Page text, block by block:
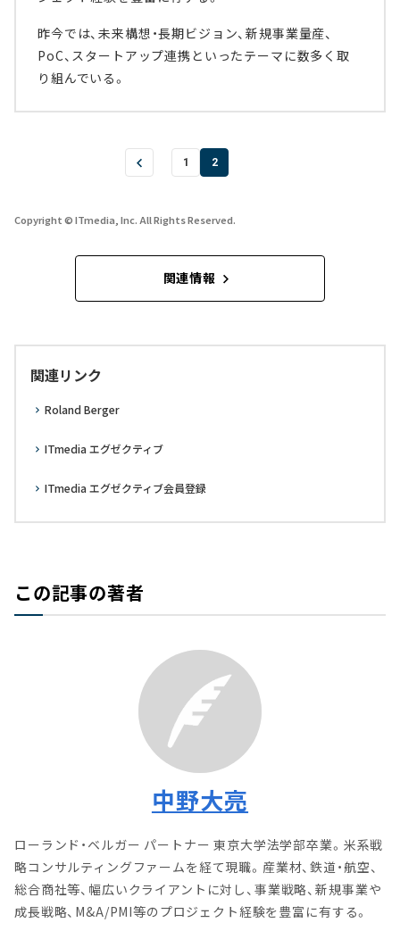
昨今では、未来構想・長期ビジョン、新規事業量産、
PoC、スタートアップ連携といったテーマに数多く取
り組んでいる。
1 2
Copyright © ITmedia, Inc. All Rights Reserved.
関連情報
関連リンク
Roland Berger
ITmedia エグゼクティブ
ITmedia エグゼクティブ会員登録
この記事の著者
中野大亮
ローランド・ベルガー パートナー 東京大学法学部卒業。米系戦
略コンサルティングファームを経て現職。産業材、鉄道・航空、
総合商社等、幅広いクライアントに対し、事業戦略、新規事業や
成長戦略、M&A/PMI等のプロジェクト経験を豊富に有する。